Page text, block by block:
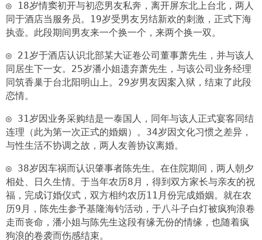
◎ 18岁情窦初开与初恋男友私奔，离开屏东北上台北，两人
同于酒店当服务员。19岁受男友另结新欢的刺激，正式下海
执壶。此段期间男友来一个换一个，来两个换一双。
◎ 21岁于酒店认识北部某大证卷公司董事萧先生，并与该人
同居生下一女。25岁潘小姐遗弃萧先生，与该公司业务经理
同筑香巢于台北阳明山上。29岁男友因案入狱，结束了此段
恋情。
◎ 31岁因业务采购结是一泰国人，同年与该人正式宴客同结
连理（此为第一次正式的婚姻）。34岁因文化习惯之差异，
与性生活不协调之故，两人友善协议离婚。
◎ 38岁因车祸而认识肇事者陈先生。在住院期间，两人朝夕
相处、日久生情。于当年农历8月，得到双方家长与亲友的祝
福，完成订婚仪式，双方相约农历11月份完成婚姻。就在农
历9月，陈先生参予基隆海钓活动，于八斗子白灯被疯狗浪卷
走而丧命，潘小姐与陈先生这段有缘无份的情缘，也随着疯
狗浪的卷袭而伤感结束。